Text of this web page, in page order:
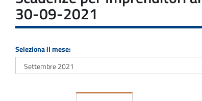
30-09-2021
Seleziona il mese: